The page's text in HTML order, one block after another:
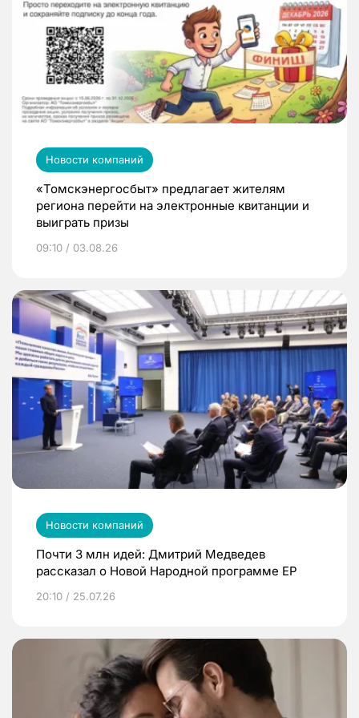
Новости компаний
«Томскэнергосбыт» предлагает жителям
региона перейти на электронные квитанции и
выиграть призы
09:10 / 03.08.26
Новости компаний
Почти 3 млн идей: Дмитрий Медведев
рассказал о Новой Народной программе ЕР
20:10 / 25.07.26